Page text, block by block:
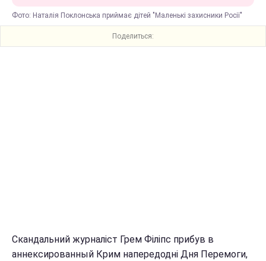
Фото: Наталія Поклонська приймає дітей "Маленькі захисники Росії"
Поделиться:
Скандальний журналіст Грем Філіпс прибув в
аннексированный Крим напередодні Дня Перемоги,